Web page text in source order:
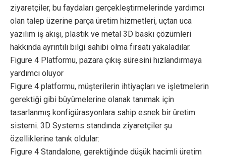
ziyaretçiler, bu faydaları gerçekleştirmelerinde yardımcı
olan talep üzerine parça üretim hizmetleri, uçtan uca
yazılım iş akışı, plastik ve metal 3D baskı çözümleri
hakkında ayrıntılı bilgi sahibi olma fırsatı yakaladılar.
Figure 4 Platformu, pazara çıkış süresini hızlandırmaya
yardımcı oluyor
Figure 4 platformu, müşterilerin ihtiyaçları ve işletmelerin
gerektiği gibi büyümelerine olanak tanımak için
tasarlanmış konfigürasyonlara sahip esnek bir üretim
sistemi. 3D Systems standında ziyaretçiler şu
özelliklerine tanık oldular:
Figure 4 Standalone, gerektiğinde düşük hacimli üretim